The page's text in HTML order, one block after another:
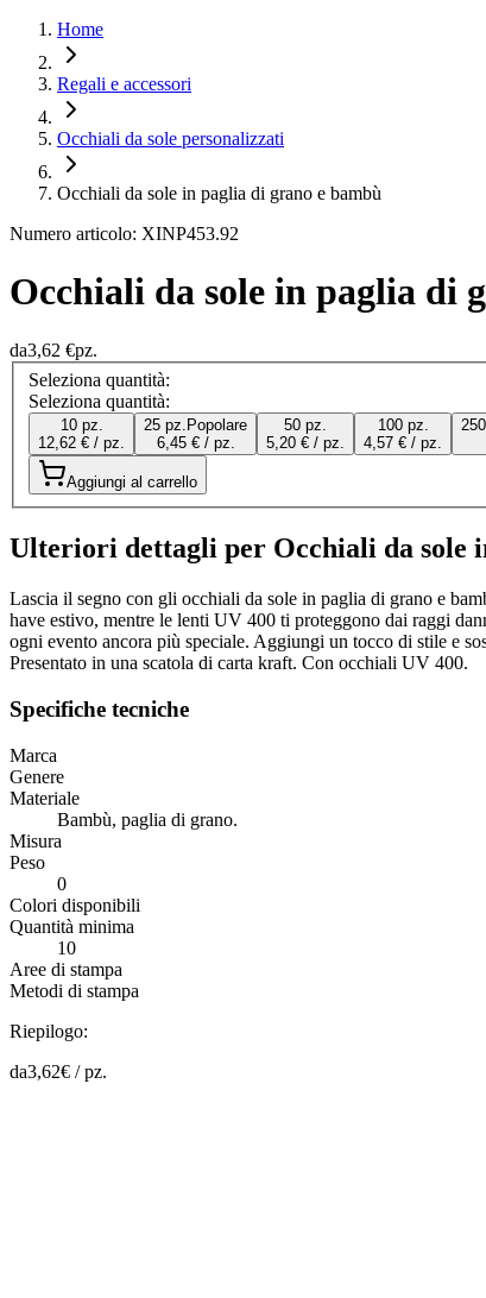
Home
Regali e accessori
Occhiali da sole personalizzati
Occhiali da sole in paglia di grano e bambù
Numero articolo: XINP453.92
Occhiali da sole in paglia di
da3,62 €pz.
Seleziona quantità:
Seleziona quantità:
10 pz.
12,62 € / pz.
25 pz. Popolare
6,45 € / pz.
50 pz.
5,20 € / pz.
100 pz.
4,57 € / pz.
Aggiungi al carrello
Ulteriori dettagli per Occhiali da sole
Lascia il segno con gli occhiali da sole in paglia di grano e
have estivo, mentre le lenti UV 400 ti proteggono dai raggi
ogni evento ancora più speciale. Aggiungi un tocco di stile e
Presentato in una scatola di carta kraft. Con occhiali UV 400.
Specifiche tecniche
Marca
Genere
Materiale
Bambù, paglia di grano.
Misura
Peso
0
Colori disponibili
Quantità minima
10
Aree di stampa
Metodi di stampa
Riepilogo:
da3,62€ /pz.